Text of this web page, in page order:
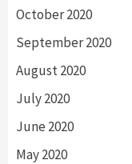
October 2020
September 2020
August 2020
July 2020
June 2020
May 2020